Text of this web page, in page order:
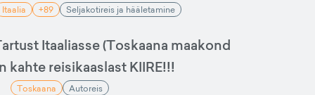
Itaalia +89 Seljakotireis ja hääletamine
Itaaliasse (Toskaana maakond
kahte reisikaaslast KIIRE!!!
Toskaana Autoreis